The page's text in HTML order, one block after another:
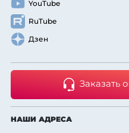
YouTube
RuTube
Дзен
Заказать
НАШИ АДРЕСА